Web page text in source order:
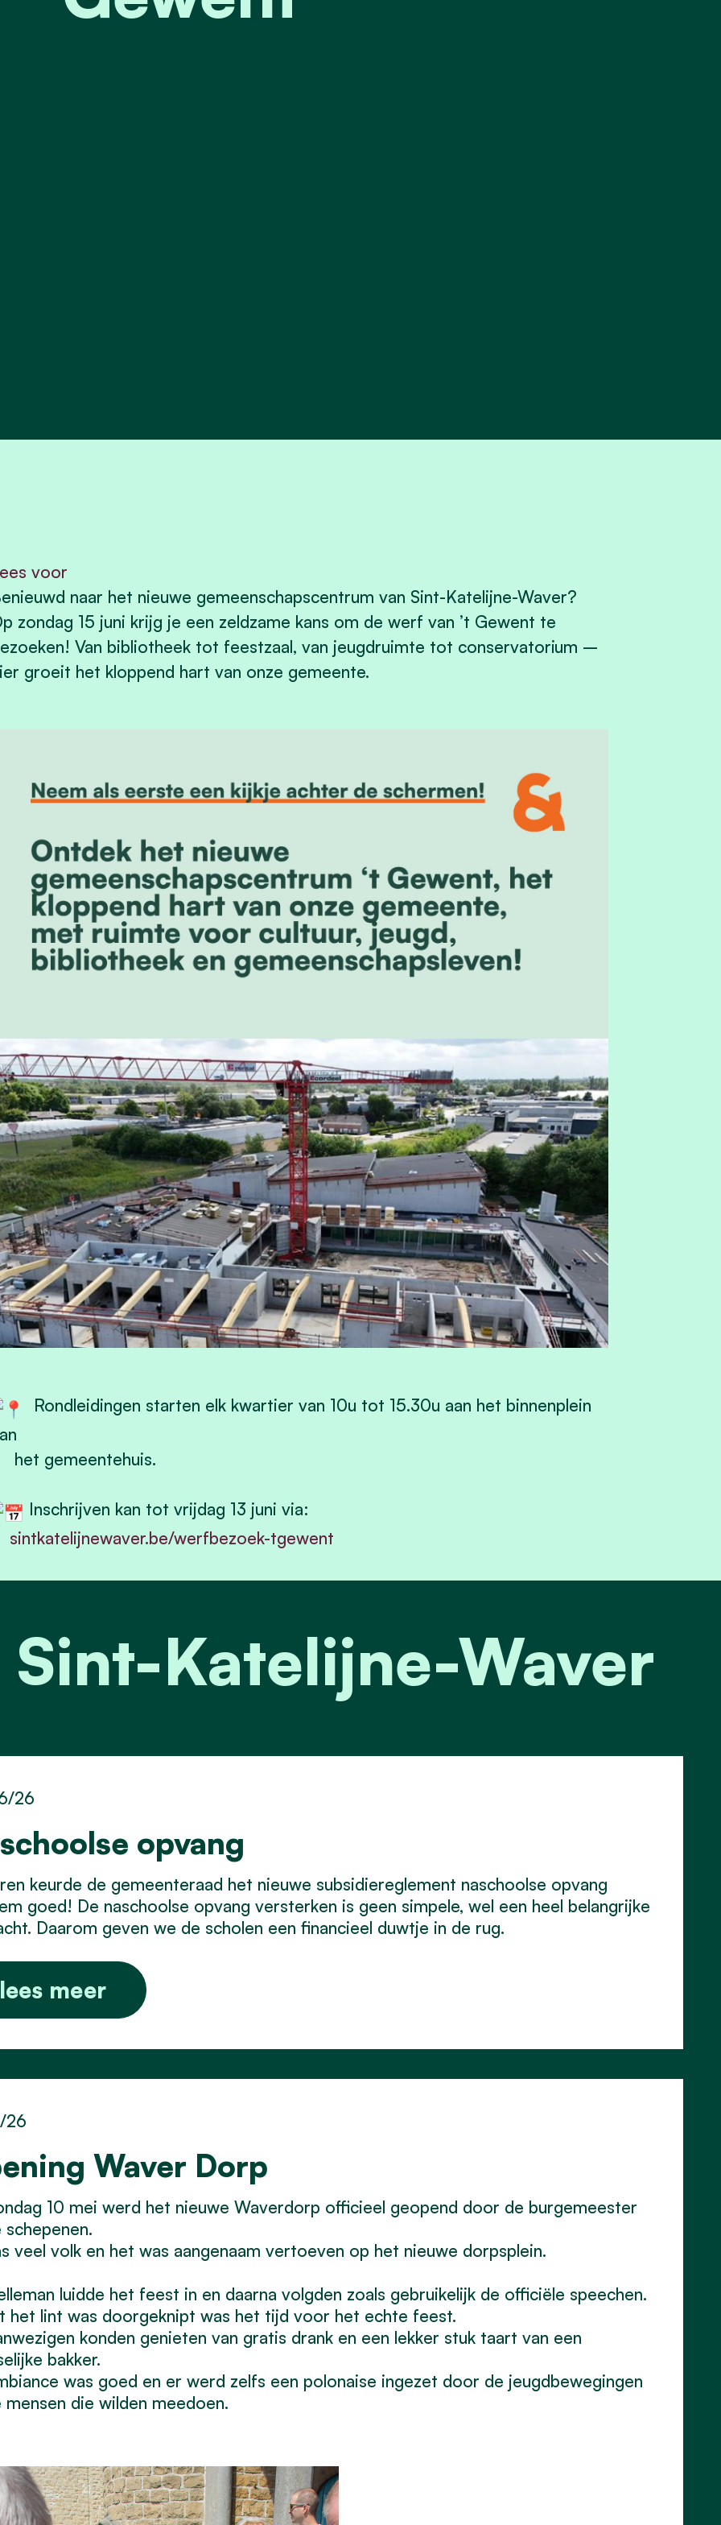
voor
naar het nieuwe gemeenschapscentrum van Sint-Katelijne-Waver?
zondag 15 juni krijg je een zeldzame kans om de werf van ’t Gewent te
Van bibliotheek tot feestzaal, van jeugdruimte tot conservatorium –
groeit het kloppend hart van onze gemeente.
Rondleidingen starten elk kwartier van 10u tot 15.30u aan het binnenplein
gemeentehuis.
Inschrijven kan tot vrijdag 13 juni via:
sintkatelijnewaver.be/werfbezoek-tgewent
Katelijne-Waver
opvang
26
keurde de gemeenteraad het nieuwe subsidiereglement naschoolse opvang
goed! De naschoolse opvang versterken is geen simpele, wel een heel belangrijke
Daarom geven we de scholen een financieel duwtje in de rug.
meer
Waver Dorp
26
10 mei werd het nieuwe Waverdorp officieel geopend door de burgemeester
schepenen.
veel volk en het was aangenaam vertoeven op het nieuwe dorpsplein.
luidde het feest in en daarna volgden zoals gebruikelijk de officiële speechen.
het lint was doorgeknipt was het tijd voor het echte feest.
konden genieten van gratis drank en een lekker stuk taart van een
bakker.
was goed en er werd zelfs een polonaise ingezet door de jeugdbewegingen
mensen die wilden meedoen.